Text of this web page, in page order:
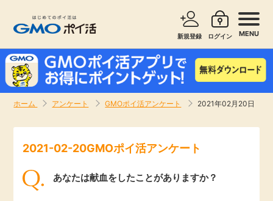
新規登録 ログイン MENU
ホーム アンケート GMOポイ活アンケート 2021年02月20日
新着
高還元
サービスで探す ショッピングで探す
旅行・レンタカー
2021-02-20GMOポイ活アンケート
あなたは献血をしたことがありますか？